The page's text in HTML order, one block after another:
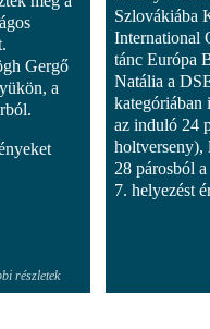
Gergő
a
részletek
Szlovákiába
International
tánc Európa
Natália a
kategóriában
az induló 24
holtverseny),
28 párosból a
7. helyezést